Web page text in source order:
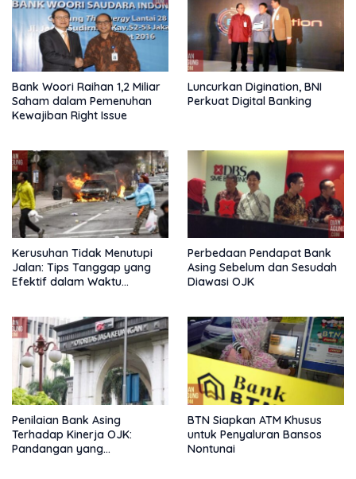
Bank Woori Raihan 1,2 Miliar
Saham dalam Pemenuhan
Kewajiban Right Issue
Luncurkan Digination, BNI
Perkuat Digital Banking
Kerusuhan Tidak Menutupi
Jalan: Tips Tanggap yang
Efektif dalam Waktu
Perbedaan Pendapat Bank
Asing Sebelum dan Sesudah
Diawasi OJK
Penilaian Bank Asing
Terhadap Kinerja OJK:
Pandangan yang
BTN Siapkan ATM Khusus
untuk Penyaluran Bansos
Nontunai